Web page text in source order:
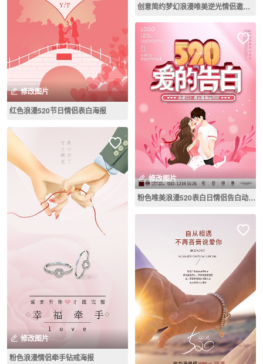
修改图片
红色浪漫520节日情侣表白海报
修改图片
粉色浪漫情侣牵手钻戒海报
创意简约梦幻浪漫唯美逆光情侣邀请函海报
修改图片
粉色唯美浪漫520表白日情侣告白动态海报